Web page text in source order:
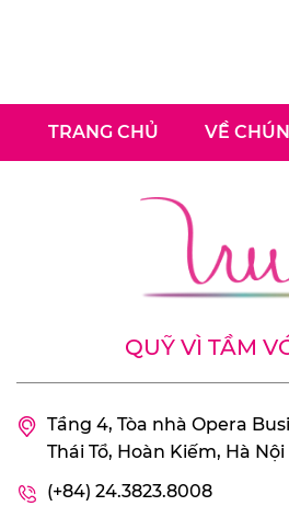
TRANG CHỦ VỀ
QUỸ VÌ TẦM
Tầng 4, Tòa nhà Opera
Thái Tổ, Hoàn Kiếm, Hà Nội
(+84) 24.3823.8008